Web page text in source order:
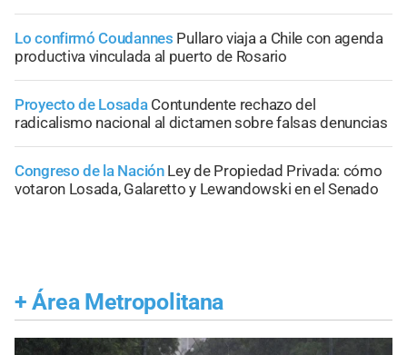
Lo confirmó Coudannes Pullaro viaja a Chile con agenda
productiva vinculada al puerto de Rosario
Proyecto de Losada Contundente rechazo del
radicalismo nacional al dictamen sobre falsas denuncias
Congreso de la Nación Ley de Propiedad Privada: cómo
votaron Losada, Galaretto y Lewandowski en el Senado
+ Área Metropolitana